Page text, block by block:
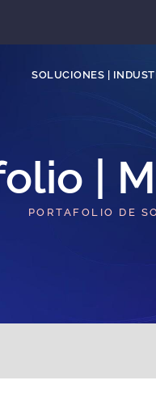
SOLUCIONES |
|
PORTAFOLIO DE